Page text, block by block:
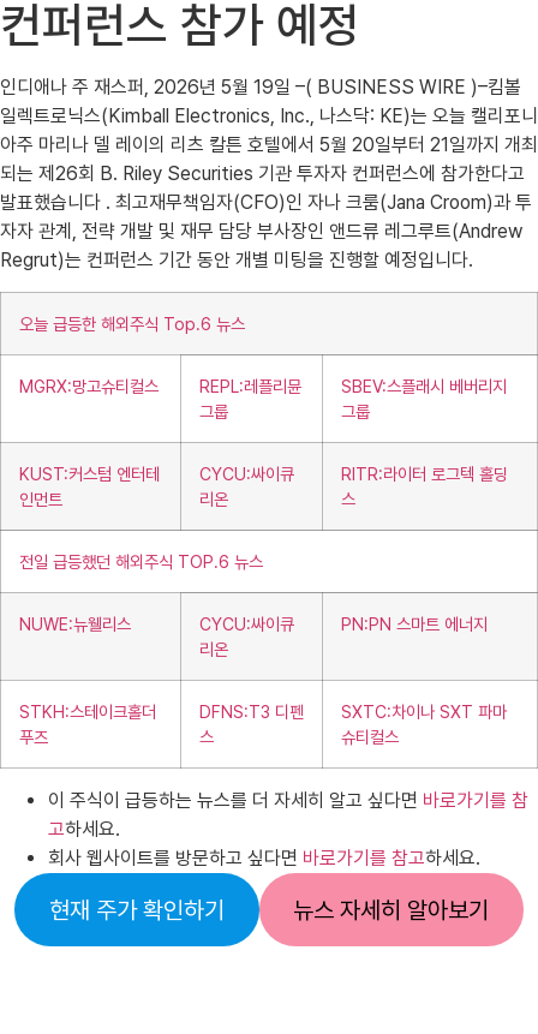
컨퍼런스 참가 예정
인디애나 주 재스퍼, 2026년 5월 19일 –( BUSINESS WIRE )–킴볼
일렉트로닉스(Kimball Electronics, Inc., 나스닥: KE)는 오늘 캘리포니
아주 마리나 델 레이의 리츠 칼튼 호텔에서 5월 20일부터 21일까지 개최
되는 제26회 B. Riley Securities 기관 투자자 컨퍼런스에 참가한다고
발표했습니다 . 최고재무책임자(CFO)인 자나 크룸(Jana Croom)과 투
자자 관계, 전략 개발 및 재무 담당 부사장인 앤드류 레그루트(Andrew
Regrut)는 컨퍼런스 기간 동안 개별 미팅을 진행할 예정입니다.
오늘 급등한 해외주식 Top.6 뉴스
MGRX:망고슈티컬스
REPL:레플리뮨
그룹
SBEV:스플래시 베버리지
그룹
KUST:커스텀 엔터테
인먼트
CYCU:싸이큐
리온
RITR:라이터 로그텍 홀딩
스
전일 급등했던 해외주식 TOP.6 뉴스
NUWE:뉴웰리스
CYCU:싸이큐
리온
PN:PN 스마트 에너지
STKH:스테이크홀더
푸즈
DFNS:T3 디펜
스
SXTC:차이나 SXT 파마
슈티컬스
이 주식이 급등하는 뉴스를 더 자세히 알고 싶다면 바로가기를 참
고하세요.
회사 웹사이트를 방문하고 싶다면 바로가기를 참고하세요.
현재 주가 확인하기 뉴스 자세히 알아보기